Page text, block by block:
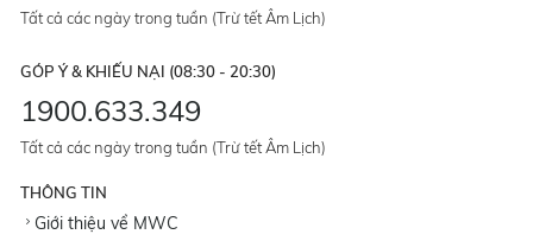
Tất cả các ngày trong tuần (Trừ tết Âm Lịch)
GÓP Ý & KHIẾU NẠI (08:30 - 20:30)
1900.633.349
Tất cả các ngày trong tuần (Trừ tết Âm Lịch)
THÔNG TIN
Giới thiệu về MWC